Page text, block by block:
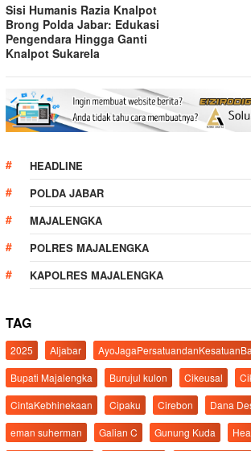
Sisi Humanis Razia Knalpot
Brong Polda Jabar: Edukasi
Pengendara Hingga Ganti
Knalpot Sukarela
HEADLINE
POLDA JABAR
MAJALENGKA
POLRES MAJALENGKA
KAPOLRES MAJALENGKA
TAG
2025 Aljabar
Bupati Majalengka
Burujul kulon Cikeusal
CintaKebhinekaan
Cipaku Cirebon Dana
eman suherman
Galian C Gunung Kuda